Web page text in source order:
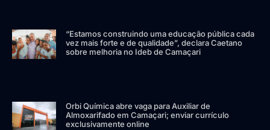
“Estamos construindo uma educação pública cada
vez mais forte e de qualidade”, declara Caetano
sobre melhoria no Ideb de Camaçari
Orbi Química abre vaga para Auxiliar de
Almoxarifado em Camaçari; enviar currículo
exclusivamente online